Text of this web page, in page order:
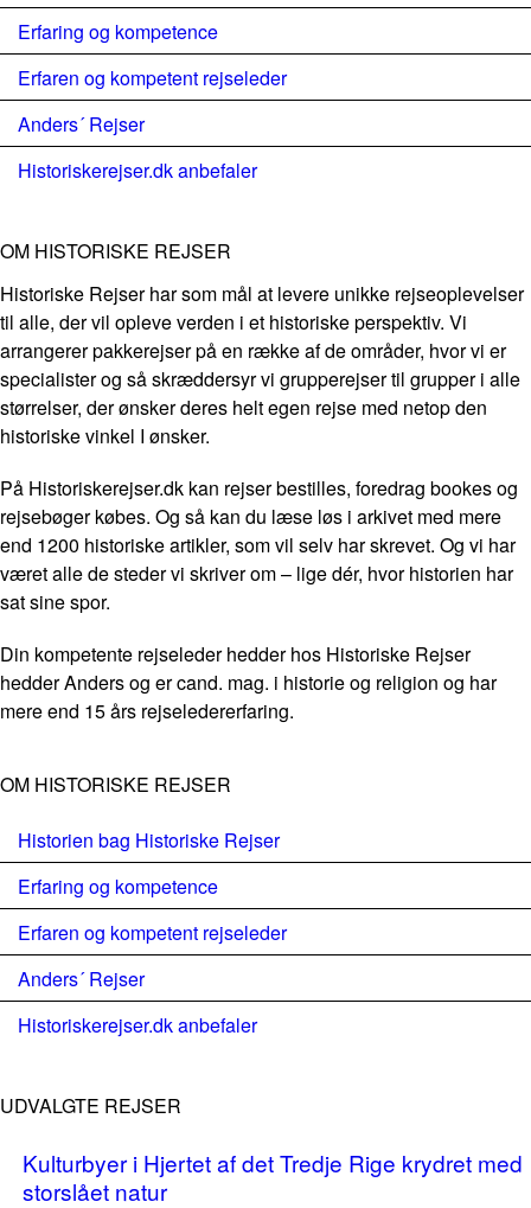
Erfaring og kompetence
Erfaren og kompetent rejseleder
Anders´ Rejser
Historiskerejser.dk anbefaler
OM HISTORISKE REJSER
Historiske Rejser har som mål at levere unikke rejseoplevelser
til alle, der vil opleve verden i et historiske perspektiv. Vi
arrangerer pakkerejser på en række af de områder, hvor vi er
specialister og så skræddersyr vi grupperejser til grupper i alle
størrelser, der ønsker deres helt egen rejse med netop den
historiske vinkel I ønsker.
På Historiskerejser.dk kan rejser bestilles, foredrag bookes og
rejsebøger købes. Og så kan du læse løs i arkivet med mere
end 1200 historiske artikler, som vil selv har skrevet. Og vi har
været alle de steder vi skriver om – lige dér, hvor historien har
sat sine spor.
Din kompetente rejseleder hedder hos Historiske Rejser
hedder Anders og er cand. mag. i historie og religion og har
mere end 15 års rejseledererfaring.
OM HISTORISKE REJSER
Historien bag Historiske Rejser
Erfaring og kompetence
Erfaren og kompetent rejseleder
Anders´ Rejser
Historiskerejser.dk anbefaler
UDVALGTE REJSER
Kulturbyer i Hjertet af det Tredje Rige krydret med
storslået natur